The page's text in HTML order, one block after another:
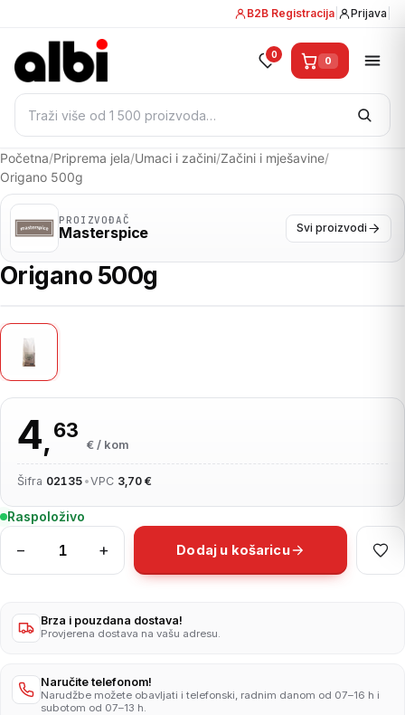
B2B Registracija Prijava
Pretraži:
0 0
Početna/Priprema jela/Umaci i začini/Začini i mješavine/
Origano 500g
PROIZVOĐAČ
Masterspice Svi proizvodi
Origano 500g
4,63
€ / kom
Šifra 02135 •VPC 3,70 €
Raspoloživo
−
Origano
500g
+ Dodaj u košaricu
Brza i pouzdana dostava!
Provjerena dostava na vašu adresu.
Naručite telefonom!
Narudžbe možete obavljati i telefonski, radnim danom od 07–16 h i
subotom od 07–13 h.